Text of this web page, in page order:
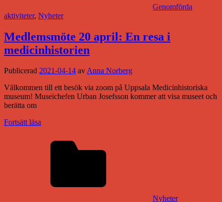
Genomförda
aktiviteter, Nyheter
Medlemsmöte 20 april: En resa i
medicinhistorien
Publicerad 2021-04-14 avAnna Norberg
Välkommen till ett besök via zoom på Uppsala Medicinhistoriska
museum! Museichefen Urban Josefsson kommer att visa museet och
berätta om
Fortsätt läsa
Nyheter